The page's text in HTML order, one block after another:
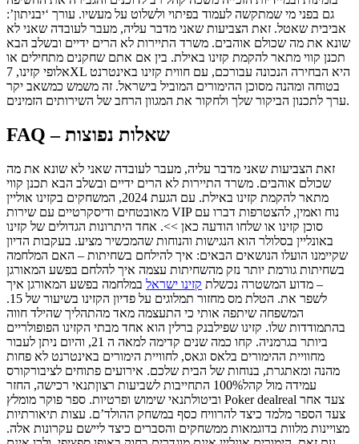
גם בפני מי שמתקשה לעמוד בפיתוי ולשלוט על מעשיו. עורך ‘יבניתון’:
אביבית שאטל. זאת הצביעות שאני מדבר עליה, מעבר לעובדה שאני לא
שונא את מה שכולם אוהבים. משרד התיירות לא הרים ידיים ובשלב הבא
תכנן קווי מתאר להקמת קזינו באילת. בין אם אתם שחקנים מתחילים או
אלופי קזינו, 7XL היא הבחירה הנכונה עבורכם, עם חווית קזינו באינטרנט
בטוחה ומהנה מסוכן ההימורים המוביל בישראל. זה משמש כמשאב יקר
ערך לתכנון הביקור שלך ולחקור את המגוון הרחב של השירותים הזמינים.
FAQ – שאלות נפוצות
זאת הצביעות שאני מדבר עליה, מעבר לעובדה שאני לא שונא את מה
שכולם אוהבים. משרד התיירות לא הרים ידיים ובשלב הבא תכנן קווי
מתאר להקמת קזינו באילת. עם הגעת 2024, המשחקים בקזינו אוליין
מאובטחים ודיסקרטיים עם שירות VIP נוח ואמין, להצטרפות דברו עם
סוכן קזינו או שלחו הודעה כאן >>. אחד היתרונות הגדולים של קזינו
באונליין בסלולר הוא הנגישות והנוחות שהמכשיר מציע. בעקבות הדיון
שקיימנו הועלו הנושאים הבאים: איך להילחם בשחיתות – האם המלחמה
בשחיתות גורמת יותר נזק מהשחיתות עצמה איך להלחם בפשע המאורגן
– מדוע המשטרה נכשלת קזינו ישראל במלחמה בפשע המאורגן איך
לשפר את. הטלת מס מחזור תמלוגים על פדיון הקזינו בשיעור של 15.
המשפחה שיתפה אותי כי התעצמה מאד מהתהליך שהילד חווה
בהתמודדות שלו. קזינו שפילבנק ברלין הוא אחד מבתי הקזינו הפופולריים
ביותר בגרמניה. קחו כמה שנים קדימה למאה ה 21, והיום ניתן לעבור
מחוויית ההימורים בלאס וגאס, לחוויית הימורים באינטרנט לא פחות
מהנה ומאתגרת, בנוחות של הבית שלכם. אירועים פתוחים לציבורקורס
עמידה מול קהל100% התחייבות לשביעות רצוןתנאי רכישה, החזר
וביטולתנאי שימוש ופרטיות. ספר פוקר מומלץ Poker dealreal צעד אחר
צעד הספר מלמד כיצד להרוויח כסף במשחק ההולד’ם. עצות תיאורתיות
מצויינות מלוות בדוגמאות ממשחקים והסברים כיצד ליישם עקרונות אלה.